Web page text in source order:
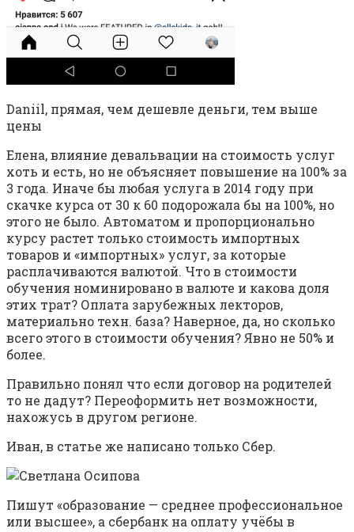
Daniil, прямая, чем дешевле деньги, тем выше
цены
Елена, влияние девальвации на стоимость услуг
хоть и есть, но не объясняет повышение на 100% за
3 года. Иначе бы любая услуга в 2014 году при
скачке курса от 30 к 60 подорожала бы на 100%, но
этого не было. Автоматом и пропорционально
курсу растет только стоимость импортных
товаров и «импортных» услуг, за которые
расплачиваются валютой. Что в стоимости
обучения номинировано в валюте и какова доля
этих трат? Оплата зарубежных лекторов,
материально техн. база? Наверное, да, но сколько
всего этого в стоимости обучения? Явно не 50% и
более.
Правильно понял что если договор на родителей
то не дадут? Переоформить нет возможности,
нахожусь в другом регионе.
Иван, в статье же написано только Сбер.
Пишут «образование — среднее профессиональное
или высшее», а сбербанк на оплату учёбы в